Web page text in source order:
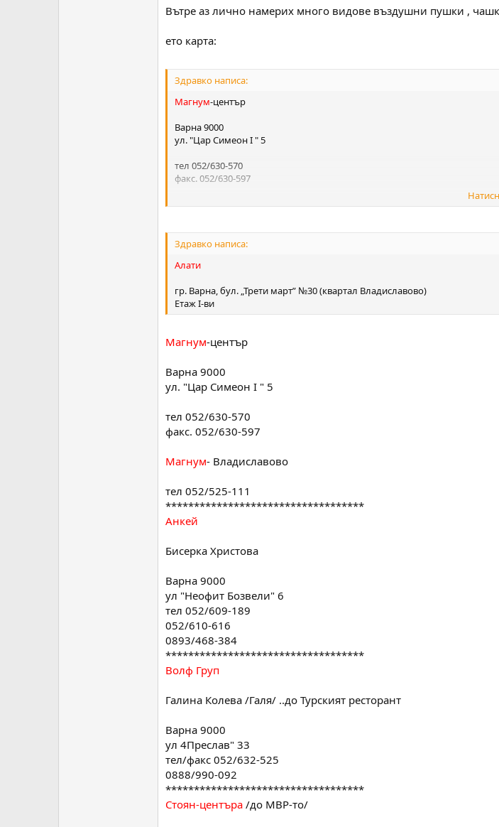
Вътре аз лично намерих много видове въздушни пушки ,
ето карта:
Здравко написа:
Магнум-център
Варна 9000
ул. "Цар Симеон I " 5
тел 052/630-570
факс. 052/630-597
***********************************
Варна 9000
ул "Неофит Бозвели" 6
052/610-616
***********************************
Волф Груп
Варна 9000
тел/факс 052/632-525
0888/990-092
Стоян-центъра/до МВР-то/
Варна 9000
тел 052/608-341
0885/920-575
***********************************
Интерком/до подлеза на "Шипка"/
Варна 9000
ул "Шипка" 16
тел/факс 052/620-627
0898/756-727
***********************************
ул "Ал. Константинов" 10
тел 052/601-538
0887/573-028
***********************************
Фаер ойл/до затвора/
Варна 9000
Здравко написа:
Алати
гр. Варна, бул. „Трети март” №30 (квартал Владиславово)
Етаж I-ви
Магнум-център
Варна 9000
ул. "Цар Симеон I " 5
тел 052/630-570
факс. 052/630-597
Магнум- Владиславово
тел 052/525-111
***********************************
Анкей
Бисерка Христова
Варна 9000
ул "Неофит Бозвели" 6
тел 052/609-189
052/610-616
0893/468-384
***********************************
Волф Груп
Галина Колева /Галя/ ..до Турският ресторант
Варна 9000
ул 4Преслав" 33
тел/факс 052/632-525
0888/990-092
***********************************
Стоян-центъра /до МВР-то/